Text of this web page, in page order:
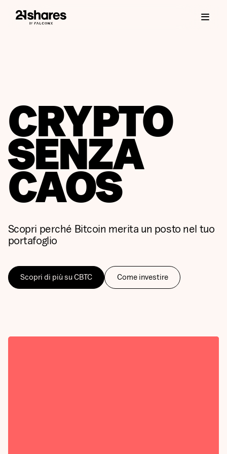
CRYPTO
SENZA
CAOS
Scopri perché Bitcoin merita un posto nel tuo
portafoglio
Scopri di più su CBTC Come investire